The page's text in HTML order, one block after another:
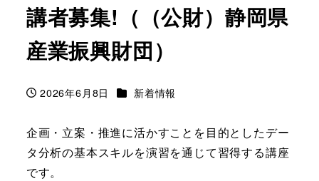
講者募集!（（公財）静岡県
産業振興財団）
投稿日
2026年6月8日 カテゴリー
新着情報
企画・立案・推進に活かすことを目的としたデー
タ分析の基本スキルを演習を通じて習得する講座
です。